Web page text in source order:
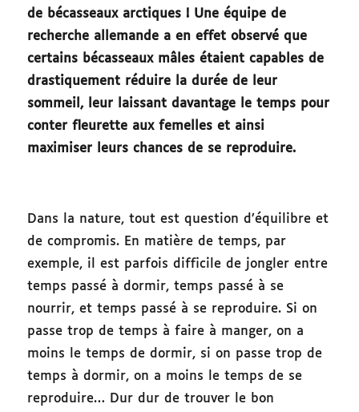
de bécasseaux arctiques ! Une équipe de
recherche allemande a en effet observé que
certains bécasseaux mâles étaient capables de
drastiquement réduire la durée de leur
sommeil, leur laissant davantage le temps pour
conter fleurette aux femelles et ainsi
maximiser leurs chances de se reproduire.
Dans la nature, tout est question d’équilibre et
de compromis. En matière de temps, par
exemple, il est parfois difficile de jongler entre
temps passé à dormir, temps passé à se
nourrir, et temps passé à se reproduire. Si on
passe trop de temps à faire à manger, on a
moins le temps de dormir, si on passe trop de
temps à dormir, on a moins le temps de se
reproduire… Dur dur de trouver le bon